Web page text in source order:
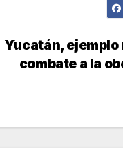
Yucatán, ejemplo
combate a la